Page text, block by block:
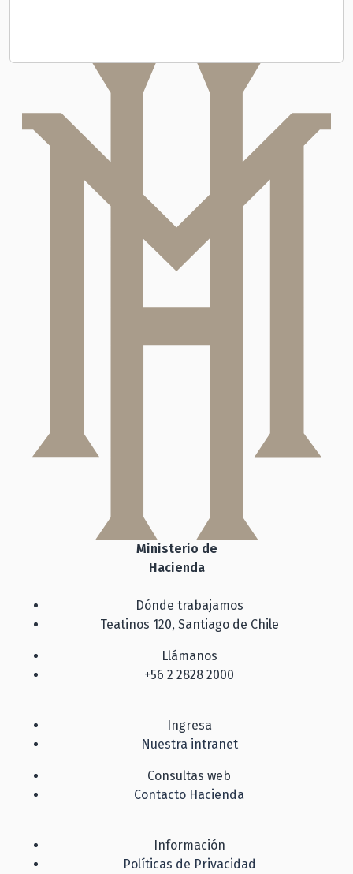
Ministerio de
Hacienda
Dónde trabajamos
Teatinos 120, Santiago de Chile
Llámanos
+56 2 2828 2000
Ingresa
Nuestra intranet
Consultas web
Contacto Hacienda
Información
Políticas de Privacidad